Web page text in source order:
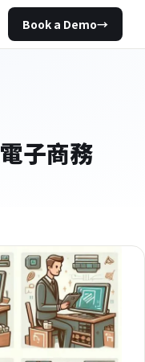
Book a Demo→
子商務